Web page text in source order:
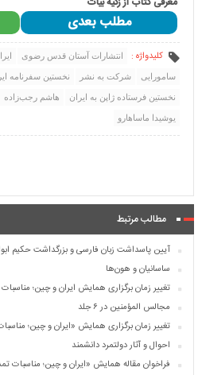
مطلب بعدی
کلیدواژه : انتشارات آستان قدس رضوی
سامورایی شرکت به نشر نخستین سفرنامه
نخستین فرستاده ژاپن به ایران هاشم رجب‌زاده
یوشیدا ماساهارو
مطالب مرتبط
آیین پاسداشت زبان فارسی و بزرگداشت حکیم
ساسانیان و هون‌ها
تغییر زمان برگزاری همایش ایران و چین؛
مجالس المؤمنین در ۶ جلد
تغییر زمان برگزاری همایش «ایران و چین؛
احوال و آثار دولتمرد دانشمند
فراخوان مقاله همایش «ایران و چین؛ مناسبات